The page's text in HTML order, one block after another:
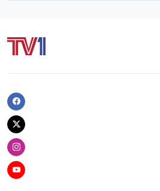
Facebook
Twitter
Instagram
Youtube